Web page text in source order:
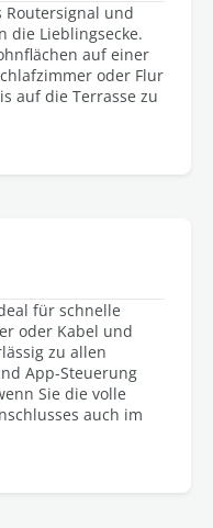
Routersignal und
die Lieblingsecke.
auf einer
oder Flur
auf die Terrasse zu
für schnelle
oder Kabel und
zu allen
App-Steuerung
Sie die volle
auch im